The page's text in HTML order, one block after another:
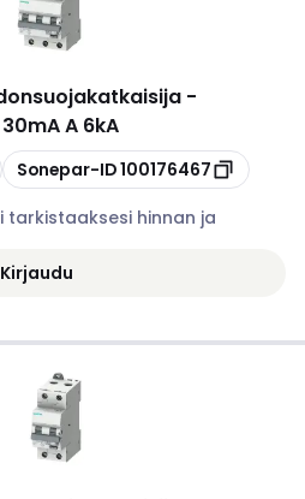
-
A 6kA
Kopioi
Sonepar-ID100176467
tarkistaaksesi hinnan ja
Kirjaudu